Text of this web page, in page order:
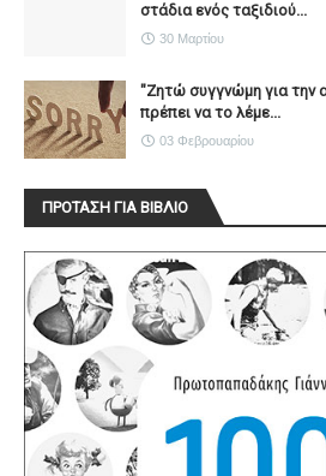
στάδια ενός ταξιδιού...
30 Μαρτίου
"Ζητώ συγγνώμη για την
πρέπει να το λέμε...
03 Φεβρουαρίου
ΠΡΟΤΑΣΗ ΓΙΑ ΒΙΒΛΙΟ